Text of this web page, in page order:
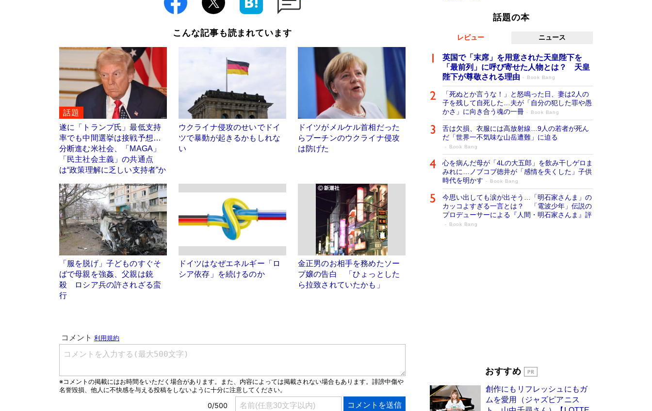
こんな記事も読まれています
話題
遂に「トランプ氏」最低支持
率でも中間選挙は接戦予想…
分断進む米社会、「MAGA」
「民主社会主義」の共通点
は“政策理解に乏しい支持者”か
ウクライナ侵攻のせいでドイ
ツで暴動が起きるかもしれな
い
ドイツがメルケル首相だった
らプーチンのウクライナ侵攻
は防げた
「服を脱げ」子どものすぐそ
ばで母親を強姦、父親は銃
殺 ロシア兵の許されざる蛮
行
ドイツはなぜエネルギー「ロ
シア依存」を続けるのか
金正男のお相手を務めたソー
プ嬢の告白 「ひょっとした
ら拉致されていたかも」
話題の本
レビュー ニュース
英国で「末席」を用意された天皇陛下を
「最前列」に呼び寄せた人物とは？ 天皇
陛下が尊敬される理由
Book Bang
「死ぬとか言うな！」と怒鳴った日、妻は2人の
子を残して自死した…夫が「自分の犯した罪や愚
かさ」に向き合う魂の一冊
Book Bang
舌は欠損、衣服には高放射線…9人の若者が死ん
だ「世界一不気味な山岳遭難」に迫る
Book Bang
心を病んだ母が「4Lの大五郎」を飲み干しゲロま
みれに…ノブコブ徳井が「感情を失くした」子供
時代を明かす
Book Bang
今思い出しても涙が出そう…「明石家さんま」の
カッコよすぎる一言とは？ 「電波少年」伝説の
プロデューサーによる『人間・明石家さんま』評
Book Bang
版には「宇宙で描かれたマンガ」も収録
友近氏、絶賛！ 鎌倉を舞台に、孤独を抱えた
人々が新たな一歩を踏み出す連作短篇集『海のほ
おすすめ
創作にもリフレッシュにもガ
ムを愛用（ジャズピアニス